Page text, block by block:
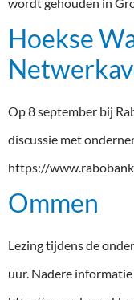
Hoekse
Op 8 september bij
discussie met
https://
Ommen
Lezing tijdens de
uur. Nadere informatie